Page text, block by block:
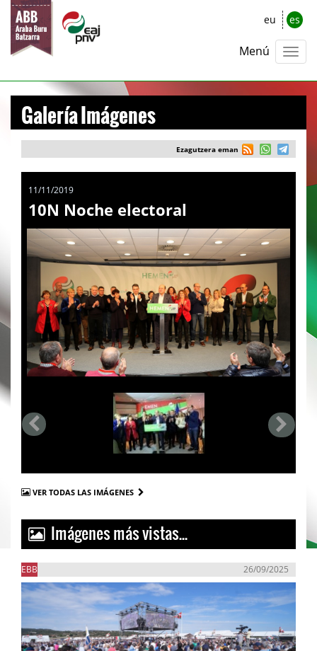
eu es
Menú
Galería Imágenes
Ezagutzera eman
11/11/2019
10N Noche electoral
VER TODAS LAS IMÁGENES
Imágenes más vistas...
EBB 26/09/2025